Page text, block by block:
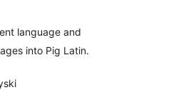
language and
into Pig Latin.